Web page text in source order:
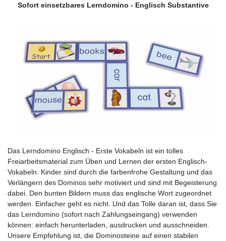
Sofort einsetzbares Lerndomino - Englisch Substantive
Das Lerndomino Englisch - Erste Vokabeln ist ein tolles
Freiarbeitsmaterial zum Üben und Lernen der ersten Englisch-
Vokabeln. Kinder sind durch die farbenfrohe Gestaltung und das
Verlängern des Dominos sehr motiviert und sind mit Begeisterung
dabei. Den bunten Bildern muss das englische Wort zugeordnet
werden. Einfacher geht es nicht. Und das Tolle daran ist, dass Sie
das Lerndomino (sofort nach Zahlungseingang) verwenden
können: einfach herunterladen, ausdrucken und ausschneiden.
Unsere Empfehlung ist, die Dominosteine auf einen stabilen